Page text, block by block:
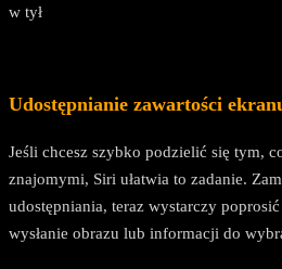
w tył
Udostępnianie zawartości
Jeśli chcesz szybko podzielić się tym,
znajomymi, Siri ułatwia to zadanie.
udostępniania, teraz wystarczy poprosić
wysłanie obrazu lub informacji do